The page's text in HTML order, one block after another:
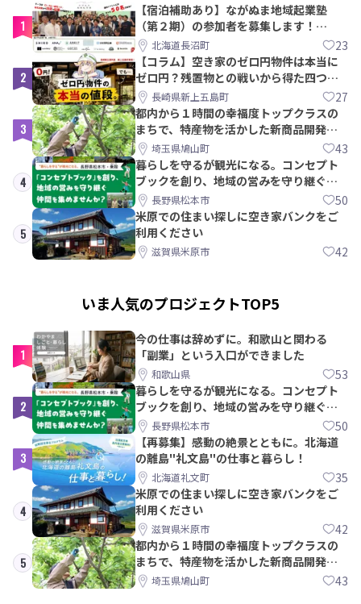
1
【宿泊補助あり】ながぬま地域起業塾
（第２期）の参加者を募集します！
【8/21〆】
北海道長沼町 23
2
【コラム】空き家のゼロ円物件は本当に
ゼロ円？残置物との戦いから得た四つの
教訓｜新上五島町
長崎県新上五島町 27
3
都内から１時間の幸福度トップクラスの
まちで、特産物を活かした新商品開発＆
PRメンバー募集！
埼玉県鳩山町 43
4
暮らしを守るが観光になる。コンセプト
ブックを創り、地域の営みを守り継ぐ仲
間を集めませんか？
長野県松本市 50
5
米原での住まい探しに空き家バンクをご
利用ください
滋賀県米原市 42
いま人気のプロジェクトTOP5
1
今の仕事は辞めずに。和歌山と関わる
「副業」という入口ができました
和歌山県 53
2
暮らしを守るが観光になる。コンセプト
ブックを創り、地域の営みを守り継ぐ仲
間を集めませんか？
長野県松本市 50
3
【再募集】感動の絶景とともに。北海道
の離島"礼文島"の仕事と暮らし！
北海道礼文町 35
4
米原での住まい探しに空き家バンクをご
利用ください
滋賀県米原市 42
5
都内から１時間の幸福度トップクラスの
まちで、特産物を活かした新商品開発＆
PRメンバー募集！
埼玉県鳩山町 43